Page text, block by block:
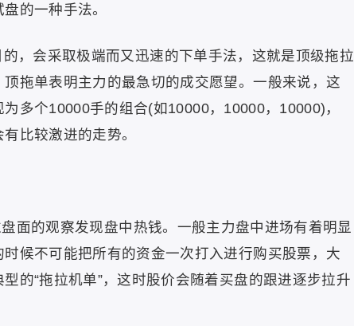
的一种手法。
，会采取极端而又迅速的下单手法，这就是顶级拖拉
拖单表明主力的最急切的成交愿望。一般来说，这
多个10000手的组合(如10000，10000，10000)，
比较激进的走势。
面的观察发现盘中热钱。一般主力盘中进场有着明显
候不可能把所有的资金一次打入进行购买股票，大
的“拖拉机单”，这时股价会随着买盘的跟进逐步拉升